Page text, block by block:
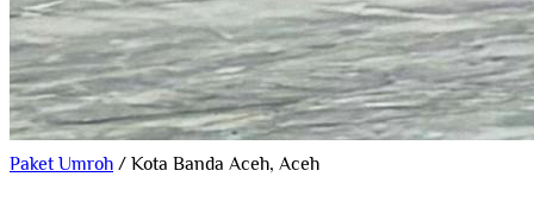
Paket Umroh/Kota Banda Aceh, Aceh